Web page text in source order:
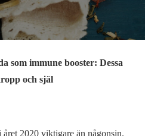
som immune booster: Dessa
och själ
2020 viktigare än någonsin.